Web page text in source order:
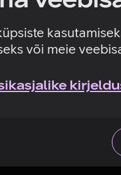
või meie